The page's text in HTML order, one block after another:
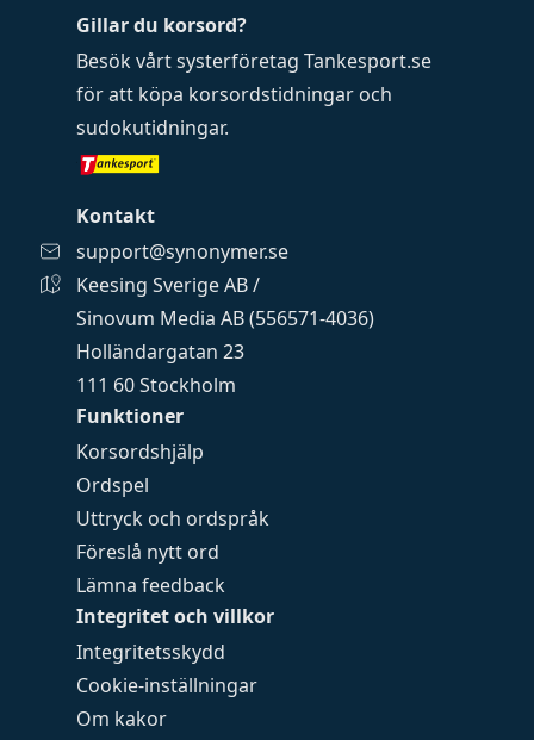
Funktioner
Korsordshjälp
Ordspel
Uttryck och ordspråk
Föreslå nytt ord
Lämna feedback
Integritet och villkor
Integritetsskydd
Cookie-inställningar
Om kakor
Gillar du korsord?
Besök vårt systerföretag Tankesport.se
för att köpa korsordstidningar och
sudokutidningar.
Kontakt
support@synonymer.se
Keesing Sverige AB /
Sinovum Media AB (556571-4036)
Holländargatan 23
111 60 Stockholm